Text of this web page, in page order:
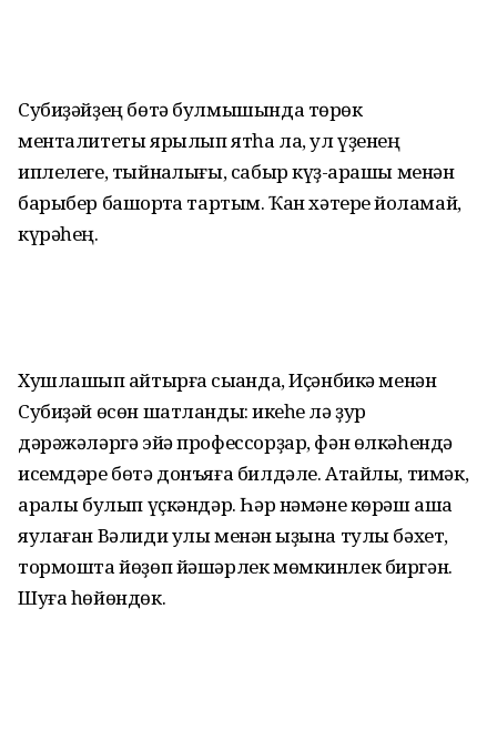
Субиҙәйҙең бөтә булмышында төрөк
менталитеты ярылып ятһа ла, ул үҙенең
иплелеге, тыйнаҡ­лығы, сабыр күҙ-ҡарашы менән
барыбер башҡортҡа тартым. Ҡан хәтере йоҡламай,
күрәһең.
Хушлашып ҡайтырға сыҡҡанда, Иҫәнбикә менән
Субиҙәй өсөн шат­ландыҡ: икеһе лә ҙур
дәрәжәләргә эйә профессорҙар, фән өлкәһендә
исемдәре бөтә донъяға билдәле. Атай­лы, тимәк,
арҡалы булып үҫкән­дәр. Һәр нәмәне көрәш аша
яулаған Вәлиди улы менән ҡыҙына тулы бәхет,
тормошта йөҙөп йәшәрлек мөмкинлек биргән.
Шуға һөйөндөк.